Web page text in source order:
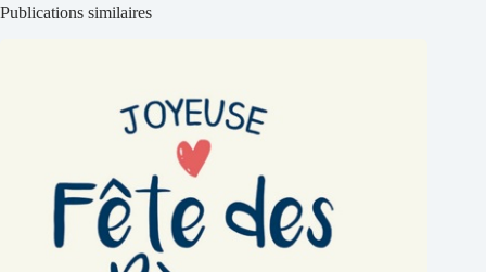
Publications similaires